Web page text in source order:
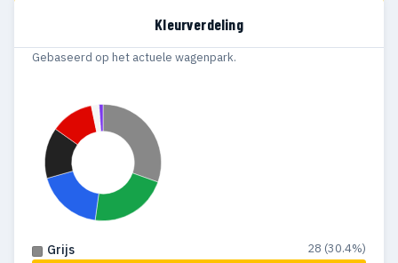
Kleurverdeling
Gebaseerd op het actuele wagenpark.
Grijs 28 (30.4%)